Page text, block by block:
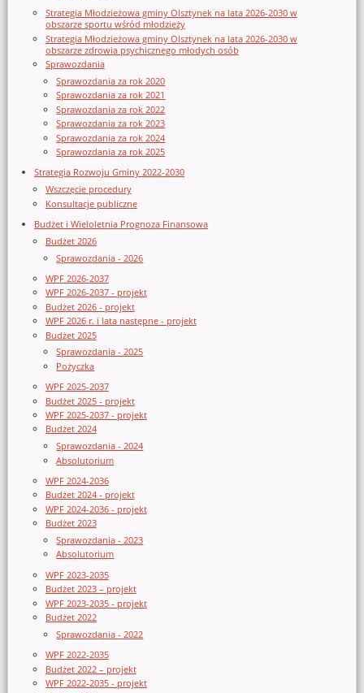
Strategia Młodzieżowa gminy Olsztynek na lata 2026-2030 w
obszarze sportu wśród młodzieży
Strategia Młodzieżowa gminy Olsztynek na lata 2026-2030 w
obszarze zdrowia psychicznego młodych osób
Sprawozdania
Sprawozdania za rok 2020
Sprawozdania za rok 2021
Sprawozdania za rok 2022
Sprawozdania za rok 2023
Sprawozdania za rok 2024
Sprawozdania za rok 2025
Strategia Rozwoju Gminy 2022-2030
Wszczęcie procedury
Konsultacje publiczne
Budżet i Wieloletnia Prognoza Finansowa
Budżet 2026
Sprawozdania - 2026
WPF 2026-2037
WPF 2026-2037 - projekt
Budżet 2026 - projekt
WPF 2026 r. i lata następne - projekt
Budżet 2025
Sprawozdania - 2025
Pożyczka
WPF 2025-2037
Budżet 2025 - projekt
WPF 2025-2037 - projekt
Budżet 2024
Sprawozdania - 2024
Absolutorium
WPF 2024-2036
Budżet 2024 - projekt
WPF 2024-2036 - projekt
Budżet 2023
Sprawozdania - 2023
Absolutorium
WPF 2023-2035
Budżet 2023 – projekt
WPF 2023-2035 - projekt
Budżet 2022
Sprawozdania - 2022
WPF 2022-2035
Budżet 2022 – projekt
WPF 2022-2035 - projekt